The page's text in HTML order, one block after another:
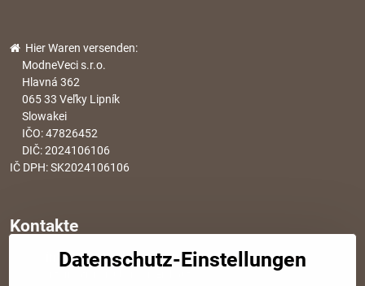
Hier Waren versenden:
ModneVeci s.r.o.
Hlavná 362
065 33 Veľky Lipník
Slowakei
IČO: 47826452
DIČ: 2024106106
IČ DPH: SK2024106106
Kontakte
info​@modischesachen​.de
Datenschutz-Einstellungen